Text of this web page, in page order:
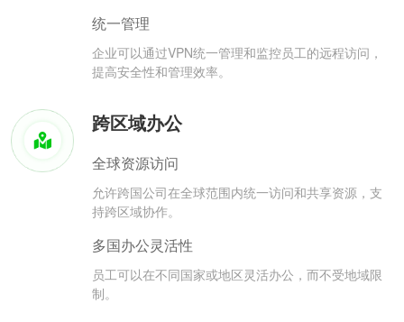
统一管理
企业可以通过VPN统一管理和监控员工的远程访问，
提高安全性和管理效率。
跨区域办公
全球资源访问
允许跨国公司在全球范围内统一访问和共享资源，支
持跨区域协作。
多国办公灵活性
员工可以在不同国家或地区灵活办公，而不受地域限
制。